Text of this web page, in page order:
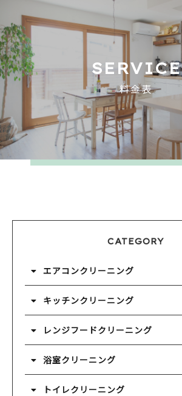
SERVICE
料金表
CATEGORY
エアコンクリーニング
キッチンクリーニング
レンジフードクリーニング
浴室クリーニング
トイレクリーニング